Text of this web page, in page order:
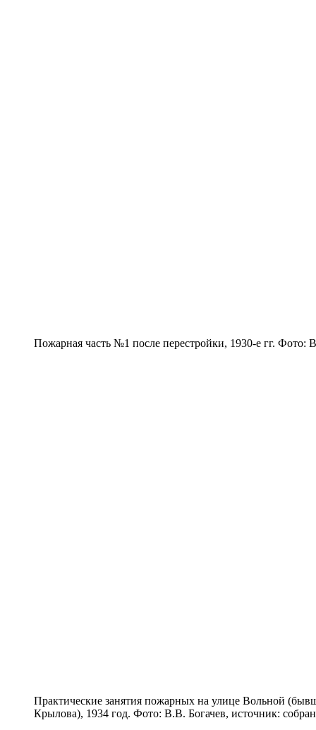
Пожарная часть №1 после перестройки, 1930-е гг.
Практические занятия пожарных на улице Вольной
Крылова), 1934 год. Фото: В.В. Богачев, источник: